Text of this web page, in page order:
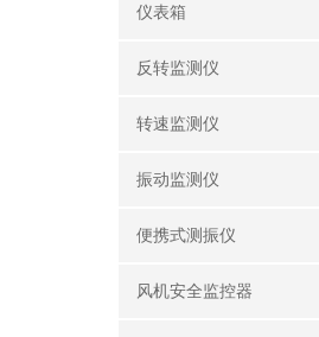
仪表箱
反转监测仪
转速监测仪
振动监测仪
便携式测振仪
风机安全监控器